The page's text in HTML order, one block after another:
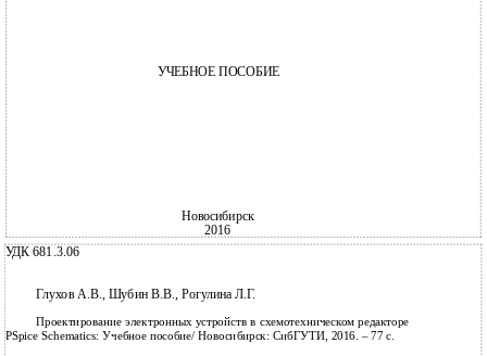
УЧЕБНОЕ ПОСОБИЕ
Новосибирск
2016
УДК 681.3.06
Глухов А.В., Шубин В.В., Рогулина Л.Г.
Проектирование электронных устройств в схемотехническом редакторе
PSpice Schematics: Учебное пособие/ Новосибирск: СибГУТИ, 2016. – 77 с.